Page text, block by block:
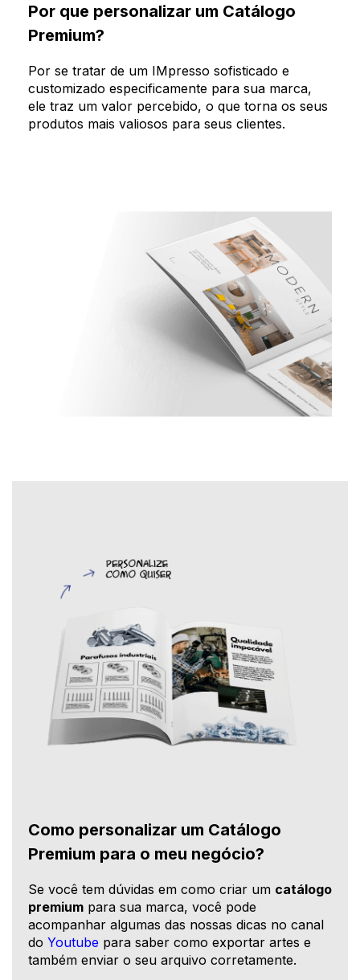
Por que personalizar um Catálogo
Premium?
Por se tratar de um IMpresso sofisticado e
customizado especificamente para sua marca,
ele traz um valor percebido, o que torna os seus
produtos mais valiosos para seus clientes.
Como personalizar um Catálogo
Premium para o meu negócio?
Se você tem dúvidas em como criar um catálogo
premium para sua marca, você pode
acompanhar algumas das nossas dicas no canal
do Youtube para saber como exportar artes e
também enviar o seu arquivo corretamente.